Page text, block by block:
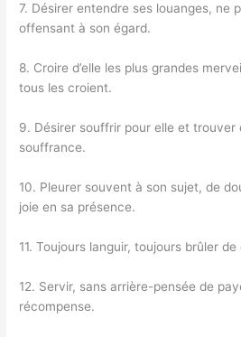
7. Désirer entendre ses louanges, ne
offensant à son égard.
8. Croire d’elle les plus grandes
tous les croient.
9. Désirer souffrir pour elle et trouver
souffrance.
10. Pleurer souvent à son sujet, de
joie en sa présence.
11. Toujours languir, toujours brûler
12. Servir, sans arrière-pensée de
récompense.